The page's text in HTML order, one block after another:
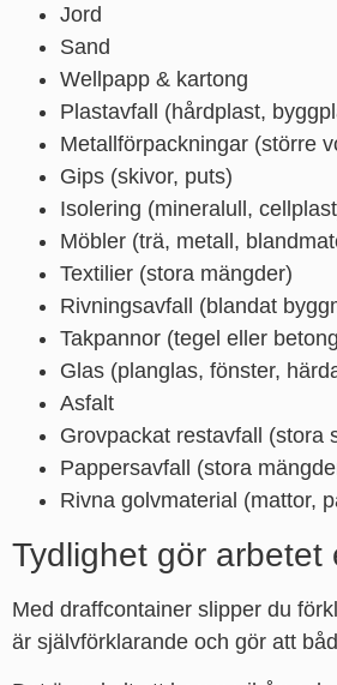
Jord
Sand
Wellpapp & kartong
Plastavfall (hårdplast,
Metallförpackningar (större
Gips (skivor, puts)
Isolering (mineralull,
Möbler (trä, metall,
Textilier (stora mängder)
Rivningsavfall (blandat
Takpannor (tegel eller
Glas (planglas, fönster,
Asfalt
Grovpackat restavfall (stora
Pappersavfall (stora
Rivna golvmaterial (mattor,
Tydlighet gör arbetet
Med draffcontainer slipper du
är självförklarande och gör att